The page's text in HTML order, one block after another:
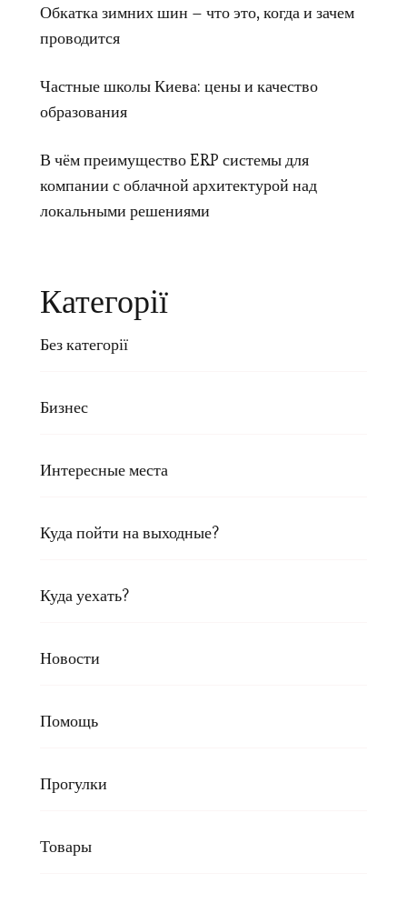
Обкатка зимних шин – что это, когда и зачем
проводится
Частные школы Киева: цены и качество
образования
В чём преимущество ERP системы для
компании с облачной архитектурой над
локальными решениями
Категорії
Без категорії
Бизнес
Интересные места
Куда пойти на выходные?
Куда уехать?
Новости
Помощь
Прогулки
Товары